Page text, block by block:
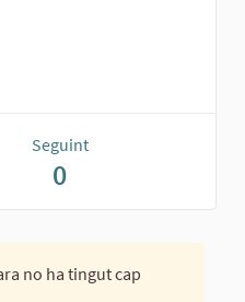
Seguint
0
no ha tingut cap